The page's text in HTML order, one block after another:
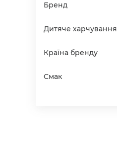
Бренд
Дитяче харчування
Країна бренду
Смак